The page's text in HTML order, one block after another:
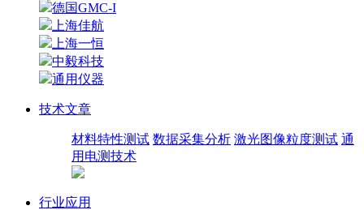
德国GMC-I
上海佳航
上海一恒
中毅科技
通用仪器
技术文章
材料特性测试 数据采集分析 激光图像粒度测试 通
用电测技术
行业应用